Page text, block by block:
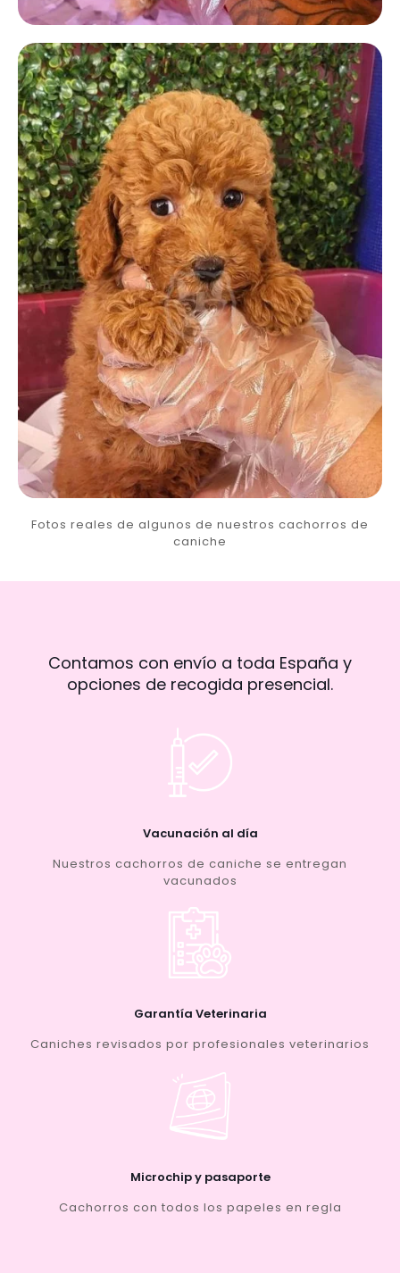
Fotos reales de algunos de nuestros cachorros de
caniche
Contamos con envío a toda España y
opciones de recogida presencial.
Vacunación al día
Nuestros cachorros de caniche se entregan
vacunados
Garantía Veterinaria
Caniches revisados por profesionales veterinarios
Microchip y pasaporte
Cachorros con todos los papeles en regla